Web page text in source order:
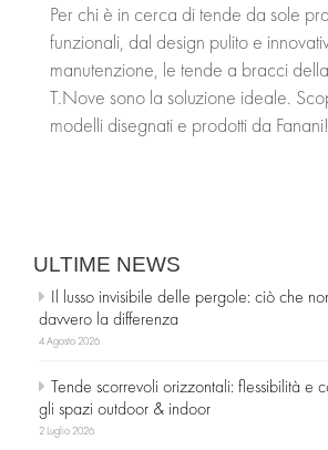
Per chi è in cerca di tende da sole
funzionali, dal design pulito e
manutenzione, le tende a bracci
T.Nove sono la soluzione ideale.
modelli disegnati e prodotti da Fanani!
ULTIME NEWS
Il lusso invisibile delle pergole: ciò che
davvero la differenza
4 Agosto 2026
Tende scorrevoli orizzontali: flessibilità e
gli spazi outdoor & indoor
2 Luglio 2026